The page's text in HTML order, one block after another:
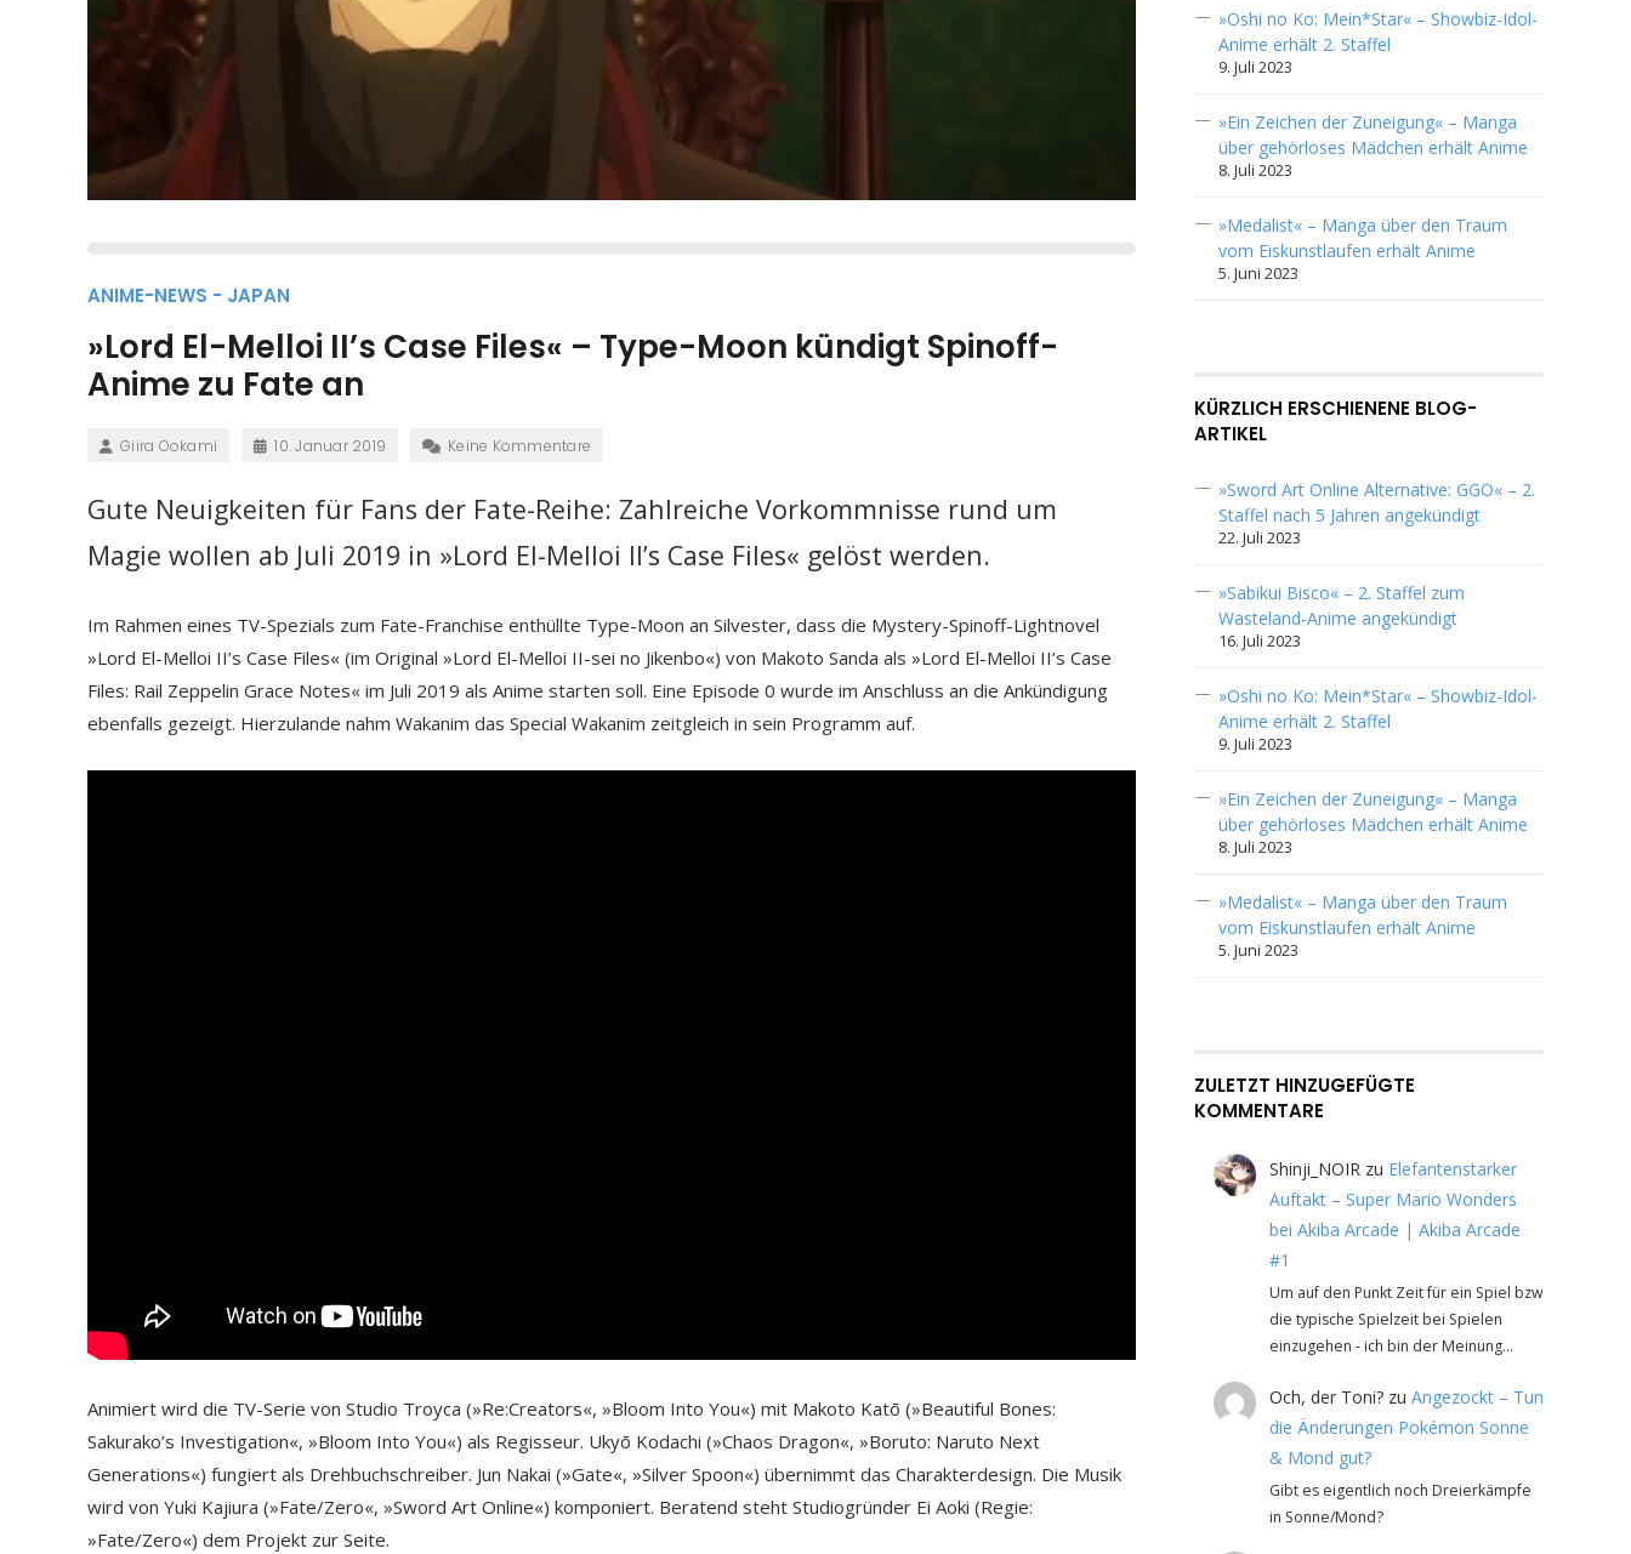
ANIME-NEWS - JAPAN
»Lord El-Melloi II’s Case Files« – Type-Moon kündigt Spinoff-
Anime zu Fate an
Giira Ookami 10. Januar 2019 Keine Kommentare
Gute Neuigkeiten für Fans der Fate-Reihe: Zahlreiche Vorkommnisse rund um
Magie wollen ab Juli 2019 in »Lord El-Melloi II’s Case Files« gelöst werden.
Im Rahmen eines TV-Spezials zum Fate-Franchise enthüllte Type-Moon an Silvester, dass die Mystery-Spinoff-Lightnovel
»Lord El-Melloi II’s Case Files« (im Original »Lord El-Melloi II-sei no Jikenbo«) von Makoto Sanda als »Lord El-Melloi II’s Case
Files: Rail Zeppelin Grace Notes« im Juli 2019 als Anime starten soll. Eine Episode 0 wurde im Anschluss an die Ankündigung
ebenfalls gezeigt. Hierzulande nahm Wakanim das Special Wakanim zeitgleich in sein Programm auf.
Animiert wird die TV-Serie von Studio Troyca (»Re:Creators«, »Bloom Into You«) mit Makoto Katō (»Beautiful Bones:
Sakurako’s Investigation«, »Bloom Into You«) als Regisseur. Ukyō Kodachi (»Chaos Dragon«, »Boruto: Naruto Next
Generations«) fungiert als Drehbuchschreiber. Jun Nakai (»Gate«, »Silver Spoon«) übernimmt das Charakterdesign. Die Musik
wird von Yuki Kajiura (»Fate/Zero«, »Sword Art Online«) komponiert. Beratend steht Studiogründer Ei Aoki (Regie:
»Fate/Zero«) dem Projekt zur Seite.
»Oshi no Ko: Mein*Star« – Showbiz-Idol-
Anime erhält 2. Staffel
9. Juli 2023
»Ein Zeichen der Zuneigung« – Manga
über gehörloses Mädchen erhält Anime
8. Juli 2023
»Medalist« – Manga über den Traum
vom Eiskunstlaufen erhält Anime
5. Juni 2023
KÜRZLICH ERSCHIENENE BLOG-
ARTIKEL
»Sword Art Online Alternative: GGO« – 2.
Staffel nach 5 Jahren angekündigt
22. Juli 2023
»Sabikui Bisco« – 2. Staffel zum
Wasteland-Anime angekündigt
16. Juli 2023
»Oshi no Ko: Mein*Star« – Showbiz-Idol-
Anime erhält 2. Staffel
9. Juli 2023
»Ein Zeichen der Zuneigung« – Manga
über gehörloses Mädchen erhält Anime
8. Juli 2023
»Medalist« – Manga über den Traum
vom Eiskunstlaufen erhält Anime
5. Juni 2023
ZULETZT HINZUGEFÜGTE
KOMMENTARE
Shinji_NOIRzu Elefantenstarker
Auftakt – Super Mario Wonders
bei Akiba Arcade | Akiba Arcade
#1
Um auf den Punkt Zeit für ein Spiel bzw
die typische Spielzeit bei Spielen
einzugehen - ich bin der Meinung…
Och, der Toni?zu Angezockt – Tun
die Änderungen Pokémon Sonne
& Mond gut?
Gibt es eigentlich noch Dreierkämpfe
in Sonne/Mond?